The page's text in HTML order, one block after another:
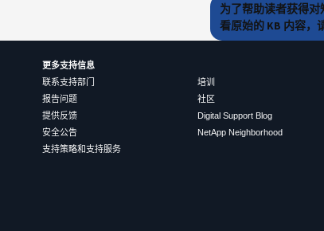
为了帮助读者获得
看原始的 KB 内容，
更多支持信息
联系支持部门
报告问题
提供反馈
安全公告
支持策略和支持服务
培训
社区
Digital Support Blog
NetApp Neighborhood